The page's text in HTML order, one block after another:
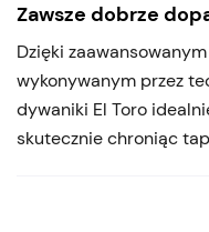
Zawsze dobrze
Dzięki
wykonywanym przez
dywaniki El Toro
skutecznie chroniąc